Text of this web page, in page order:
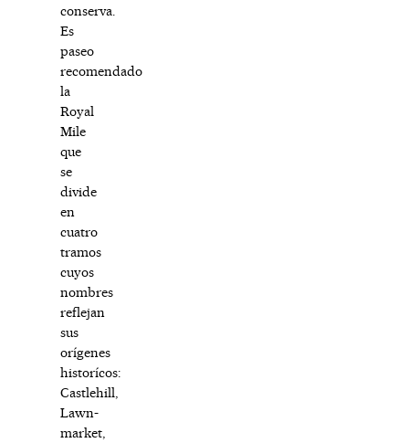
conserva.
Es
paseo
recomendado
la
Royal
Mile
que
se
divide
en
cuatro
tramos
cuyos
nombres
reflejan
sus
orígenes
historícos:
Castlehill,
Lawn-
market,